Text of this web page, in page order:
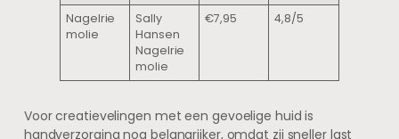
Nagelrie
molie
Sally
Hansen
Nagelrie
molie
€7,95 4,8/5
Voor creatievelingen met een gevoelige huid is
handverzorging nog belangrijker, omdat zij sneller last